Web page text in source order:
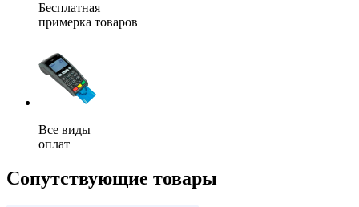
Бесплатная
примерка товаров
Все виды
оплат
Сопутствующие товары